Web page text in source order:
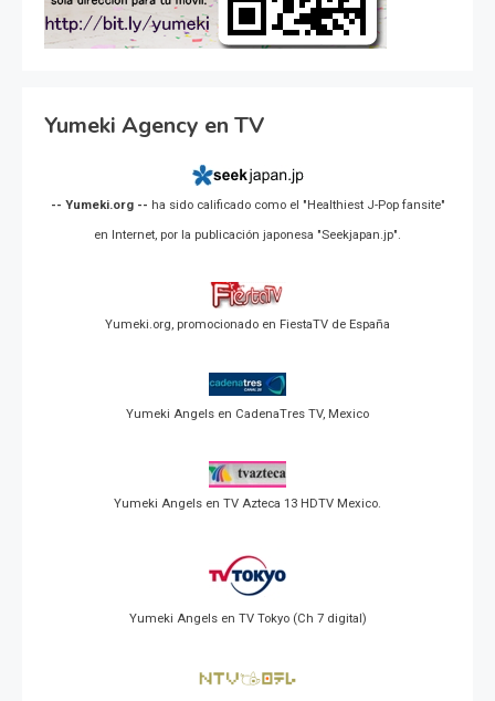
Yumeki Agency en TV
-- Yumeki.org -- ha sido calificado como el "Healthiest J-Pop fansite"
en Internet, por la publicación japonesa "Seekjapan.jp".
Yumeki.org, promocionado en FiestaTV de España
Yumeki Angels en CadenaTres TV, Mexico
Yumeki Angels en TV Azteca 13 HDTV Mexico.
Yumeki Angels en TV Tokyo (Ch 7 digital)